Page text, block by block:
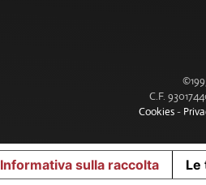
C.F.
Cookies-
Informativa sulla raccolta Le